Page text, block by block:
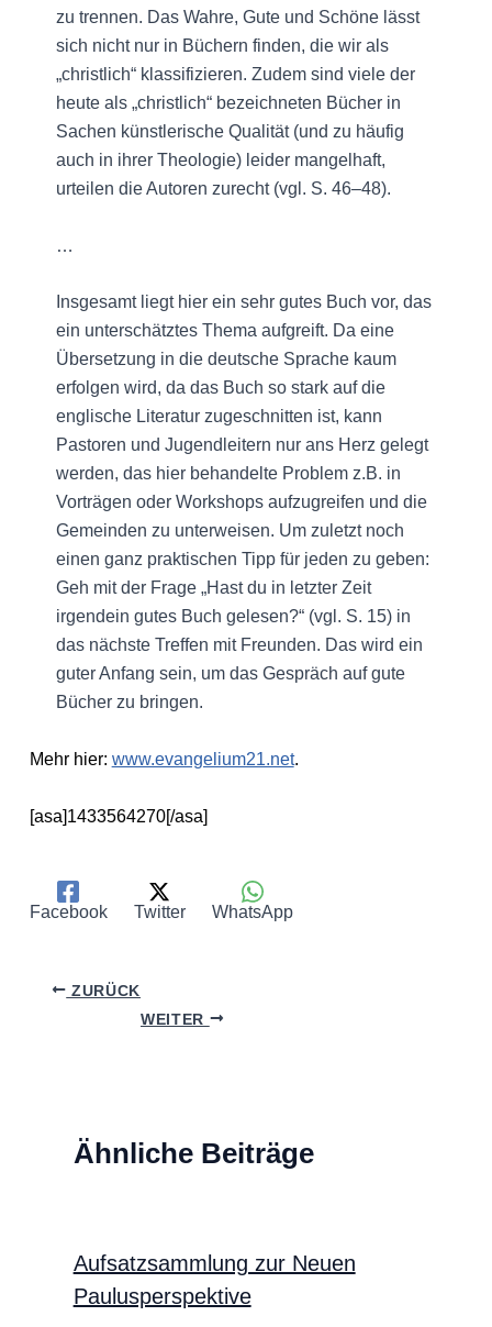
zu trennen. Das Wahre, Gute und Schöne lässt
sich nicht nur in Büchern finden, die wir als
„christlich“ klassifizieren. Zudem sind viele der
heute als „christlich“ bezeichneten Bücher in
Sachen künstlerische Qualität (und zu häufig
auch in ihrer Theologie) leider mangelhaft,
urteilen die Autoren zurecht (vgl. S. 46–48).
…
Insgesamt liegt hier ein sehr gutes Buch vor, das
ein unterschätztes Thema aufgreift. Da eine
Übersetzung in die deutsche Sprache kaum
erfolgen wird, da das Buch so stark auf die
englische Literatur zugeschnitten ist, kann
Pastoren und Jugendleitern nur ans Herz gelegt
werden, das hier behandelte Problem z.B. in
Vorträgen oder Workshops aufzugreifen und die
Gemeinden zu unterweisen. Um zuletzt noch
einen ganz praktischen Tipp für jeden zu geben:
Geh mit der Frage „Hast du in letzter Zeit
irgendein gutes Buch gelesen?“ (vgl. S. 15) in
das nächste Treffen mit Freunden. Das wird ein
guter Anfang sein, um das Gespräch auf gute
Bücher zu bringen.
Mehr hier: www.evangelium21.net.
[asa]1433564270[/asa]
Facebook Twitter WhatsApp
ZURÜCK
WEITER
Ähnliche Beiträge
Aufsatzsammlung zur Neuen
Paulusperspektive